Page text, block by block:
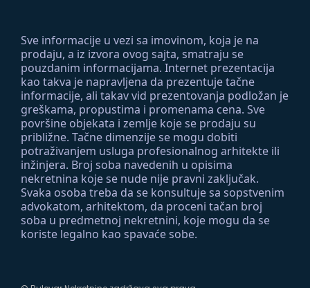
Sve informacije u vezi sa imovinom, koja je na
prodaju, a iz izvora ovog sajta, smatraju se
pouzdanim informacijama. Internet prezentacija
kao takva je napravljena da prezentuje tačne
informacije, ali takav vid prezentovanja podložan je
greškama, propustima i promenama cena. Sve
površine objekata i zemlje koje se prodaju su
približne. Tačne dimenzije se mogu dobiti
potraživanjem usluga profesionalnog arhitekte ili
inžinjera. Broj soba navedenih u opisima
nekretnina koje se nude nije pravni zaključak.
Svaka osoba treba da se konsultuje sa sopstvenim
advokatom, arhitektom, da proceni tačan broj
soba u predmetnoj nekretnini, koje mogu da se
koriste legalno kao spavaće sobe.